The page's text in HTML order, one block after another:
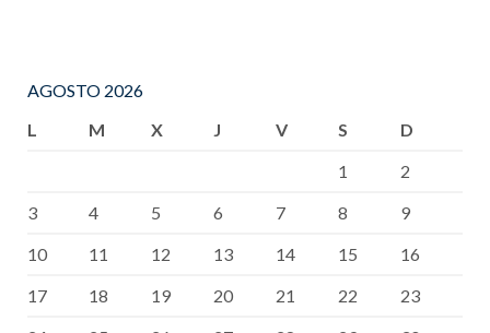
AGOSTO 2026
L
M X J V S
D
1
2
3
4 5 6 7 8
9
10
11 12 13 14 15
16
17
18 19 20 21 22
23